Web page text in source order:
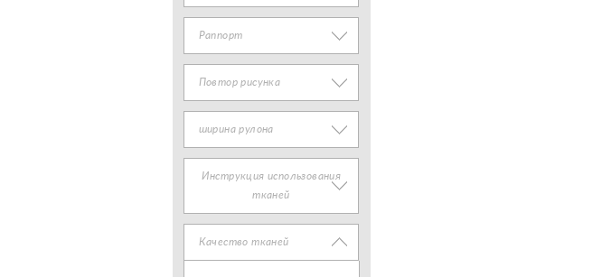
Раппорт
Повтор рисунка
ширина рулона
Инструкция использования
тканей
Качество тканей